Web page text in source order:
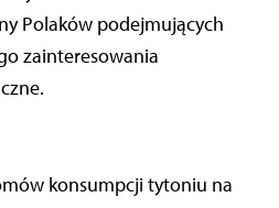
Polaków podejmujących
zainteresowania
konsumpcji tytoniu na